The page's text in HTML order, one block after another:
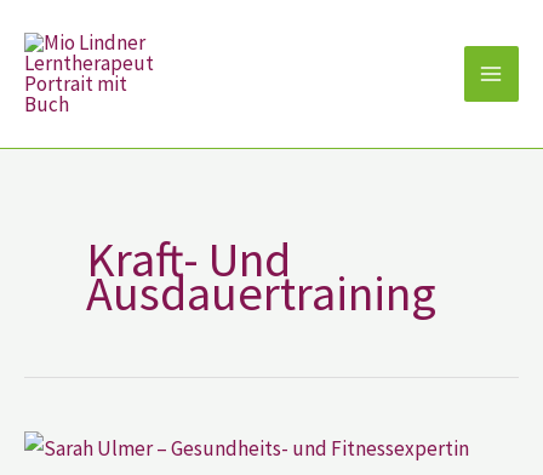
Inhalt
springen
Kraft- Und
Ausdauertraining
Sarah
Ulmer